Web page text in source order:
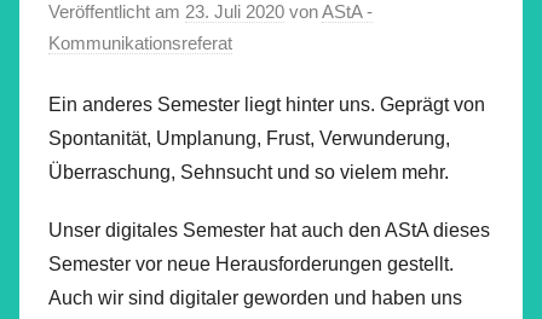
Veröffentlicht am 23. Juli 2020 vonAStA -
Kommunikationsreferat
Ein anderes Semester liegt hinter uns. Geprägt von
Spontanität, Umplanung, Frust, Verwunderung,
Überraschung, Sehnsucht und so vielem mehr.
Unser digitales Semester hat auch den AStA dieses
Semester vor neue Herausforderungen gestellt.
Auch wir sind digitaler geworden und haben uns